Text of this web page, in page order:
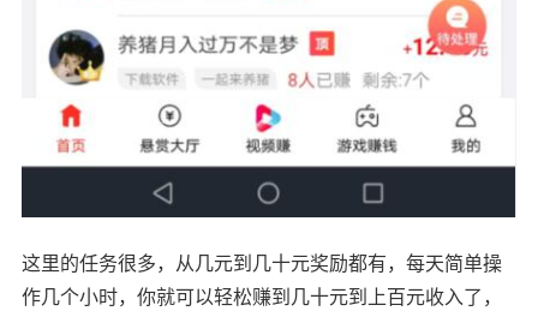
这里的任务很多，从几元到几十元奖励都有，每天简单操
作几个小时，你就可以轻松赚到几十元到上百元收入了，